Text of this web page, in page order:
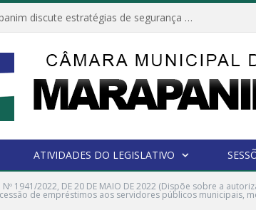
Câmara Municipal de Marapanim discute estratégias de segurança com autoridades e poder executivo
ATIVIDADES DO LEGISLATIVO
Nº 1941/2022, DE 20 DE MAIO DE 2022 (Dispõe sobre a
de empréstimos aos servidores públicos municipais,